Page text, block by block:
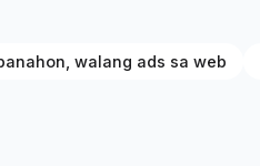
walang ads sa web